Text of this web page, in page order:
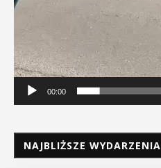
00:00
NAJBLIŻSZE WYDARZENIA